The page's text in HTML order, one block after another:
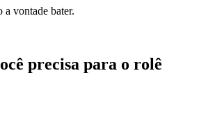
a vontade bater.
precisa para o rolê